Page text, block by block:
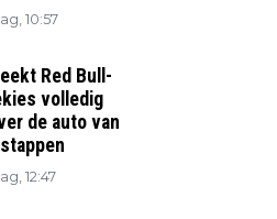
10:57
Red Bull-
volledig
de auto van
12:47